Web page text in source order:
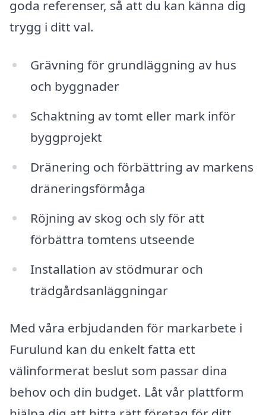
goda referenser, så att du kan känna dig
trygg i ditt val.
Grävning för grundläggning av hus
och byggnader
Schaktning av tomt eller mark inför
byggprojekt
Dränering och förbättring av markens
dräneringsförmåga
Röjning av skog och sly för att
förbättra tomtens utseende
Installation av stödmurar och
trädgårdsanläggningar
Med våra erbjudanden för markarbete i
Furulund kan du enkelt fatta ett
välinformerat beslut som passar dina
behov och din budget. Låt vår plattform